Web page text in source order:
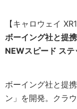
【キャロウェイ
ボーイング社と提
NEWスピード ス
ボーイング社と提
ン」を開発。クラ